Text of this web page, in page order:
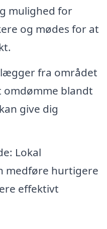
mulighed for
og mødes for at
fra området
blandt
give dig
Lokal
medføre hurtigere
effektivt